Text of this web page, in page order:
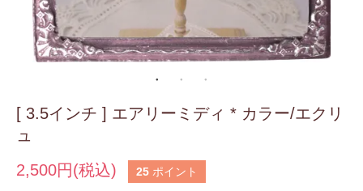
[ 3.5インチ ] エアリーミディ * カラー/エクリ
ュ
2,500円(税込)
25 ポイント